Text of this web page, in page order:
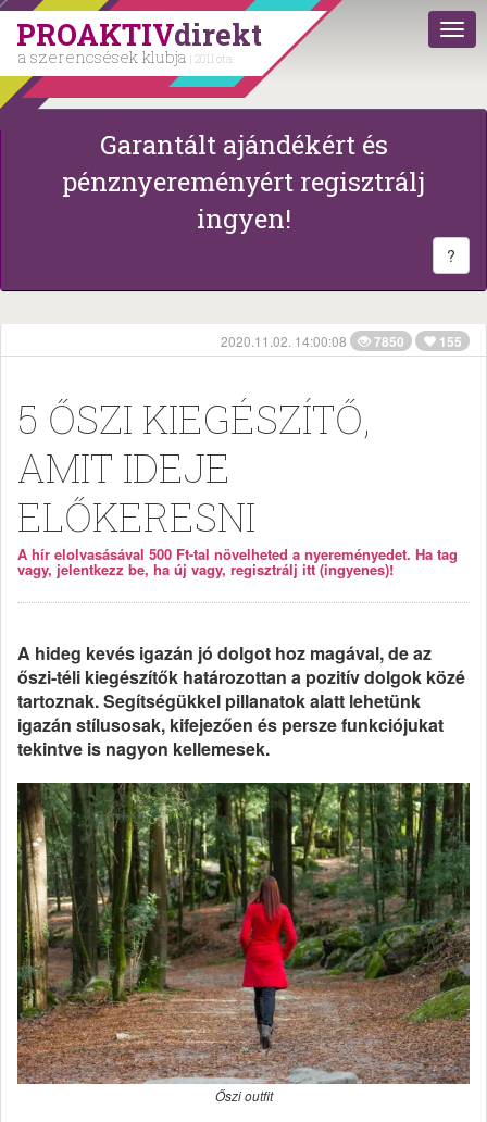
PROAKTIVdirekt
a szerencsések klubja | 2011 óta
Garantált ajándékért és
pénznyereményért regisztrálj
ingyen!
?
2020.11.02. 14:00:08 7850 155
5 ŐSZI KIEGÉSZÍTŐ,
AMIT IDEJE
ELŐKERESNI
A hír elolvasásával 500 Ft-tal növelheted a nyereményedet. Ha tag
vagy, jelentkezz be, ha új vagy, regisztrálj itt (ingyenes)!
A hideg kevés igazán jó dolgot hoz magával, de az
őszi-téli kiegészítők határozottan a pozitív dolgok közé
tartoznak. Segítségükkel pillanatok alatt lehetünk
igazán stílusosak, kifejezően és persze funkciójukat
tekintve is nagyon kellemesek.
Őszi outfit